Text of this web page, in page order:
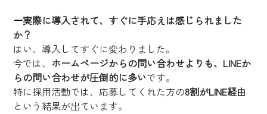
ー実際に導入されて、すぐに手応えは感じられました
か？
はい、導入してすぐに変わりました。
今では、 ホームページからの問い合わせよりも、LINEか
らの問い合わせが圧倒的に多いです。
特に採用活動では、応募してくれた方の8割がLINE経由
という結果が出ています。